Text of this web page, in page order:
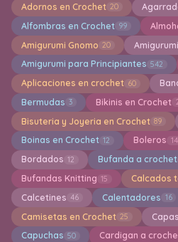
Adornos en Crochet 20
Alfombras en Crochet 99
Amigurumi Gnomo 20
Amigurumi para Principiantes 542
Aplicaciones en crochet 60
Bermudas 3 Bikinis en Crochet
Bisuteria y Joyeria en Crochet 89
Boinas en Crochet 12 Boleros 14
Bordados 12 Bufanda a crochet
Bufandas Knitting 15 Calcados
Calcetines 46 Calentadores 16
Camisetas en Crochet 25
Capuchas 50 Cardigan a